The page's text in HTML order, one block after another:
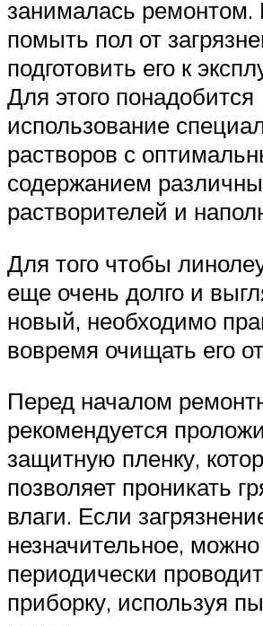
занималась
помыть пол от
подготовить его к
Для этого понадобится
использование
растворов с
содержанием
растворителей и
Для того чтобы
еще очень долго и
новый, необходимо
вовремя очищать его
Перед началом
рекомендуется
защитную пленку,
позволяет проникать
влаги. Если
незначительное, можно
периодически
приборку, используя